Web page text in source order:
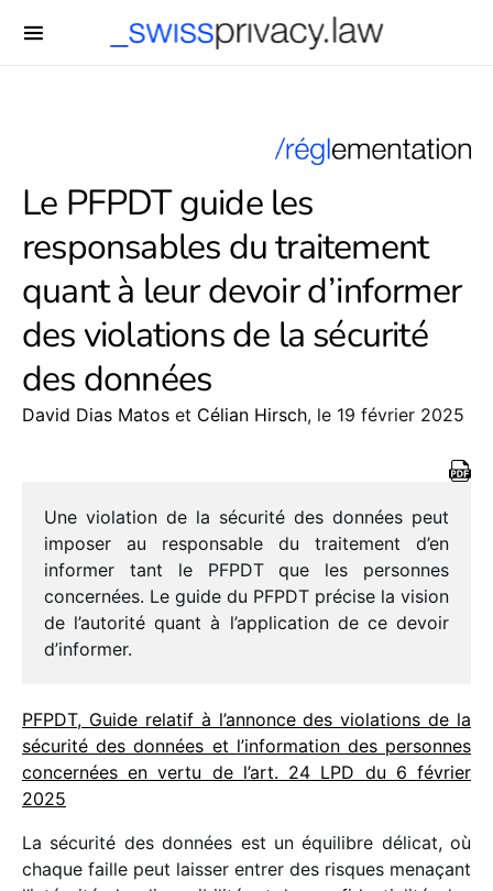
Le PFPDT guide les
responsables du traitement
quant à leur devoir d’informer
des violations de la sécurité
des données
David Dias Matos et Célian Hirsch, le 19 février 2025
Une viola­tion de la sécu­rité des données peut
impo­ser au respon­sable du trai­te­ment d’en
infor­mer tant le PFPDT que les personnes
concer­nées. Le guide du PFPDT précise la vision
de l’autorité quant à l’application de ce devoir
d’informer.
PFPDT, Guide rela­tif à l’annonce des viola­tions de la
sécu­rité des données et l’information des personnes
concer­nées en vertu de l’art. 24 LPD du 6 février
2025
La sécu­rité des données est un équi­libre déli­cat, où
chaque faille peut lais­ser entrer des risques mena­çant